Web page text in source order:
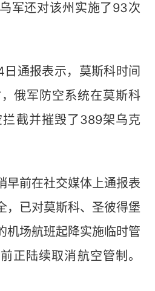
军还对该州实施了93次
通报表示，莫斯科时间
俄军防空系统在莫斯科
截并摧毁了389架乌克
前在社交媒体上通报表
，已对莫斯科、圣彼得堡
机场航班起降实施临时管
正陆续取消航空管制。